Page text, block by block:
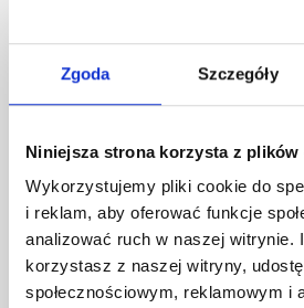
Zgoda Szczegóły
Niniejsza strona korzysta z plików
Wykorzystujemy pliki cookie do
i reklam, aby oferować funkcje
analizować ruch w naszej witrynie.
korzystasz z naszej witryny,
społecznościowym, reklamowym i
Sprawdź nasze